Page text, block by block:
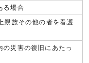
る場合
親族その他の者を看護
の災害の復旧にあたっ